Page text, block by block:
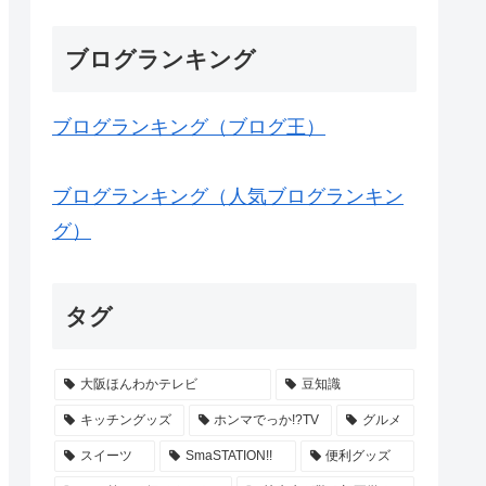
ブログランキング
ブログランキング（ブログ王）
ブログランキング（人気ブログランキン
グ）
タグ
大阪ほんわかテレビ 豆知識
キッチングッズ ホンマでっか!?TV グルメ
スイーツ SmaSTATION!! 便利グッズ